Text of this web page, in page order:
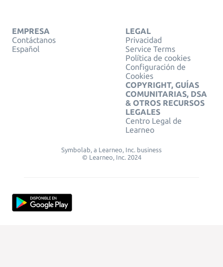
EMPRESA
Contáctanos
Español
LEGAL
Privacidad
Service Terms
Política de cookies
Configuración de
Cookies
COPYRIGHT, GUÍAS
COMUNITARIAS, DSA
& OTROS RECURSOS
LEGALES
Centro Legal de
Learneo
Symbolab, a Learneo, Inc. business
© Learneo, Inc. 2024